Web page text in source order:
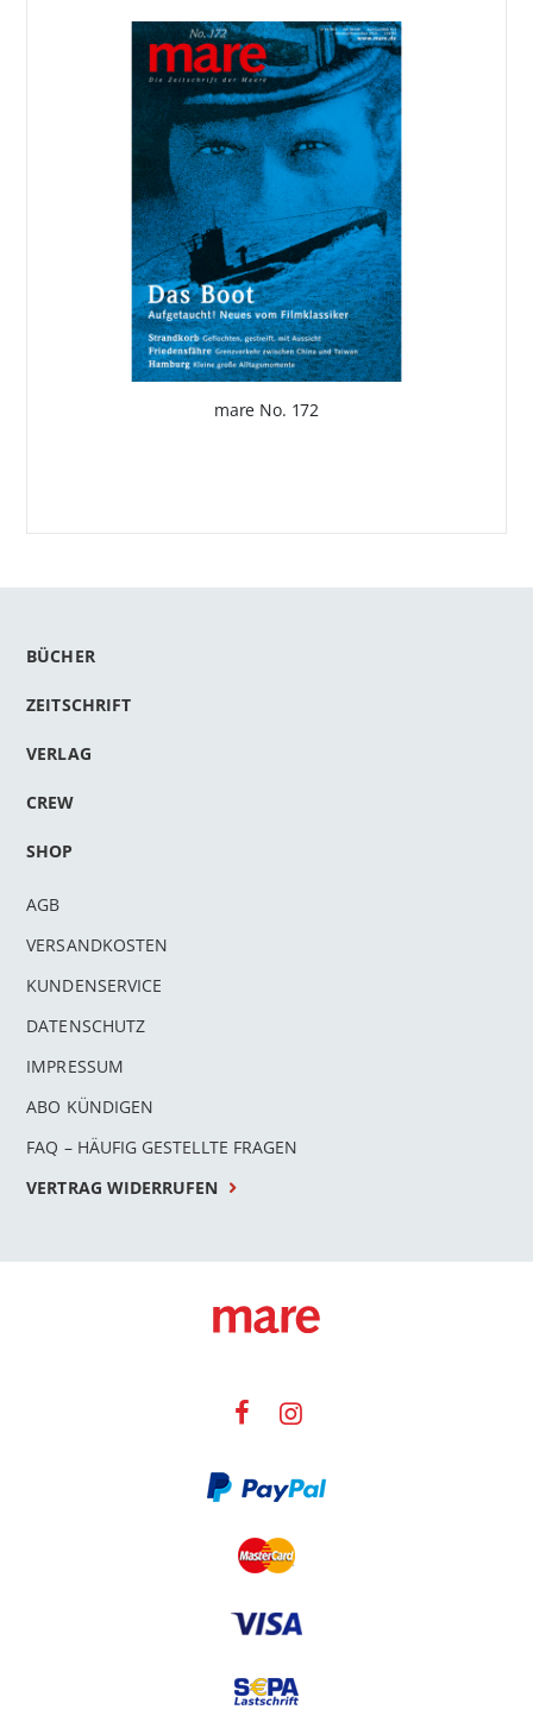
mare No. 172
BÜCHER
ZEITSCHRIFT
VERLAG
CREW
SHOP
AGB
VERSANDKOSTEN
KUNDENSERVICE
DATENSCHUTZ
IMPRESSUM
ABO KÜNDIGEN
FAQ – HÄUFIG GESTELLTE FRAGEN
VERTRAG WIDERRUFEN